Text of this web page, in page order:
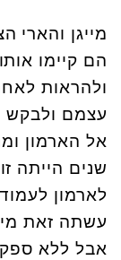
מייגן והארי
הם קיימו
ולהראות
עצמם ולבקש
אל הארמון
שנים הייתה
לארמון
עשתה זאת
אבל ללא ספק